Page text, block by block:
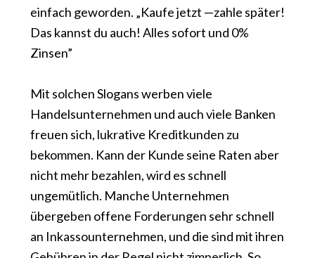
einfach geworden. „Kaufe jetzt —zahle später!
Das kannst du auch! Alles sofort und 0%
Zinsen”
Mit solchen Slogans werben viele
Handelsunternehmen und auch viele Banken
freuen sich, lukrative Kreditkunden zu
bekommen. Kann der Kunde seine Raten aber
nicht mehr bezahlen, wird es schnell
ungemütlich. Manche Unternehmen
übergeben offene Forderungen sehr schnell
an Inkassounternehmen, und die sind mit ihren